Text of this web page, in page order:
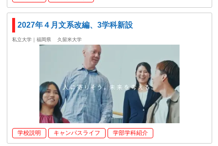
2027年４月文系改編、3学科新設
私立大学｜福岡県 久留米大学
学校説明 キャンパスライフ 学部学科紹介